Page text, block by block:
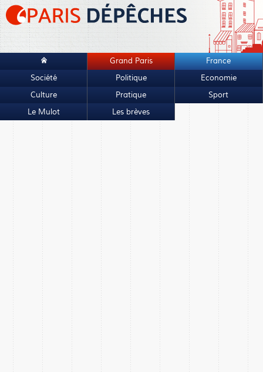
Grand Paris
France
Société
Politique
Economie
Culture
Pratique
Sport
Le Mulot
Les brèves